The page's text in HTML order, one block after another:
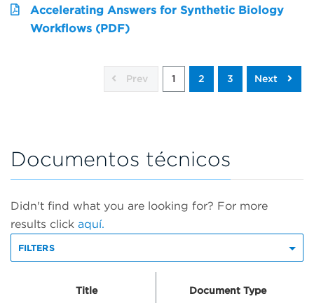
Accelerating Answers for Synthetic Biology
Workflows (PDF)
Prev 1 2 3 Next
Documentos técnicos
Didn't find what you are looking for? For more
results click aquí.
FILTERS
Title Document Type